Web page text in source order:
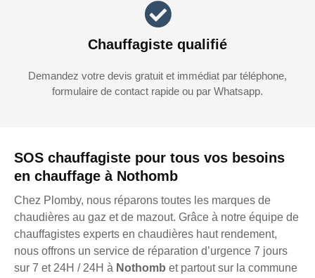
SOS chauffagiste pour tous vos besoins
en chauffage à Nothomb
Chez Plomby, nous réparons toutes les marques de
chaudières au gaz et de mazout. Grâce à notre équipe de
chauffagistes experts en chaudières haut rendement,
nous offrons un service de réparation d’urgence 7 jours
sur 7 et 24H / 24H à Nothomb et partout sur la commune
Chauffagiste qualifié
Demandez votre devis gratuit et immédiat par téléphone,
formulaire de contact rapide ou par Whatsapp.